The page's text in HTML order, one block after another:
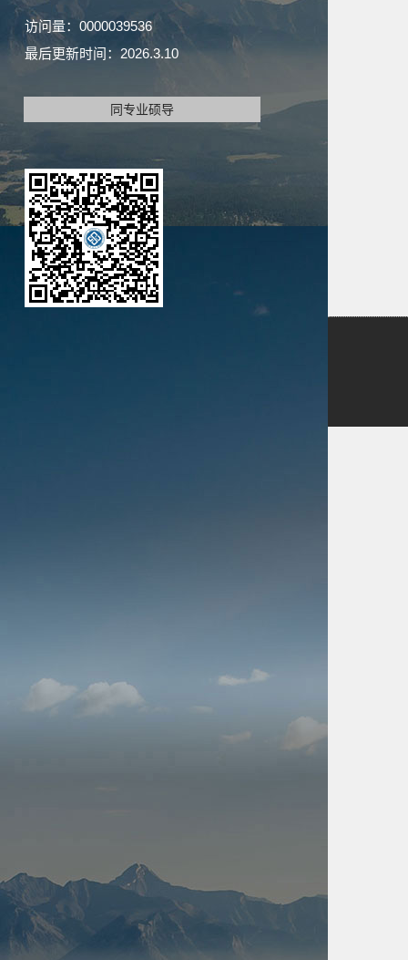
访问量： 0000039536
最后更新时间： 2026.3.10
同专业硕导